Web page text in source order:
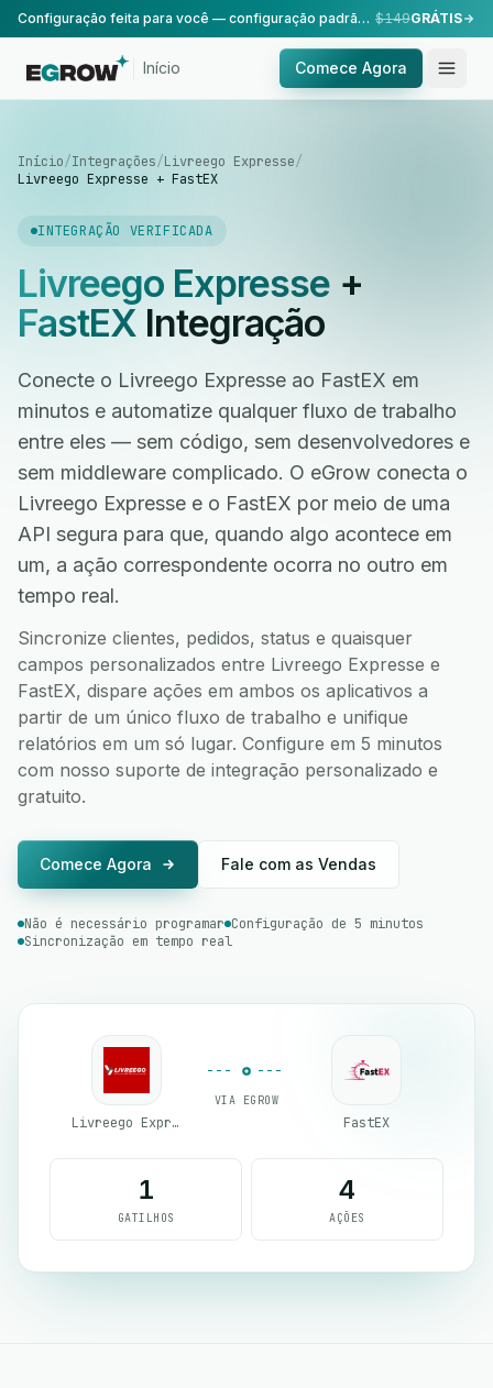
Configuração feita para você — configuração padrão, realizada pela nossa equipe. $149GRÁTIS
Início Comece Agora
Início/Integrações/Livreego Expresse/
Livreego Expresse + FastEX
INTEGRAÇÃO VERIFICADA
Livreego Expresse+
FastEX Integração
Conecte o Livreego Expresse ao FastEX em
minutos e automatize qualquer fluxo de trabalho
entre eles — sem código, sem desenvolvedores e
sem middleware complicado. O eGrow conecta o
Livreego Expresse e o FastEX por meio de uma
API segura para que, quando algo acontece em
um, a ação correspondente ocorra no outro em
tempo real.
Sincronize clientes, pedidos, status e quaisquer
campos personalizados entre Livreego Expresse e
FastEX, dispare ações em ambos os aplicativos a
partir de um único fluxo de trabalho e unifique
relatórios em um só lugar. Configure em 5 minutos
com nosso suporte de integração personalizado e
gratuito.
Comece Agora Fale com as Vendas
Não é necessário programar Configuração de 5 minutos
Sincronização em tempo real
Livreego Expresse
VIA EGROW
FastEX
1
GATILHOS
4
AÇÕES